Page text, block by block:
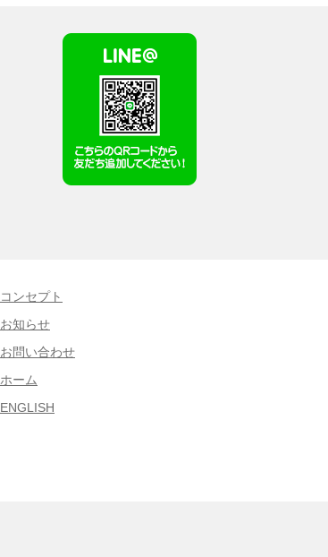
コンセプト
お知らせ
お問い合わせ
ホーム
ENGLISH